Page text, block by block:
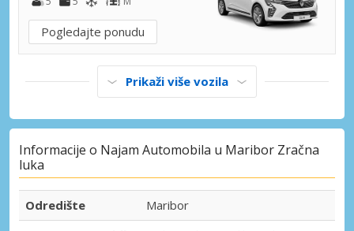
Pogledajte ponudu
Prikaži više vozila
Informacije o Najam Automobila u Maribor Zračna
luka
Odredište
Maribor